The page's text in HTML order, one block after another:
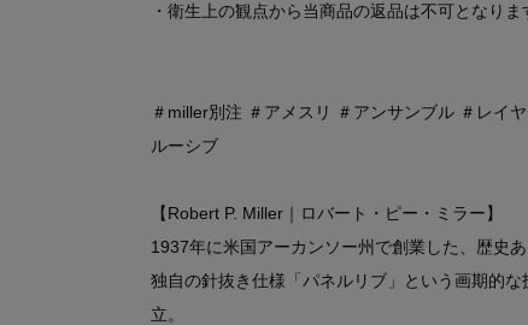
・衛生上の観点から当商品の返品は不可となりま
＃miller別注 ＃アメスリ ＃アンサンブル ＃レイ
ルーシブ
【Robert P. Miller｜ロバート・ピー・ミラー】
1937年に米国アーカンソー州で創業した、歴史
独自の針抜き仕様「パネルリブ」という画期的
立。